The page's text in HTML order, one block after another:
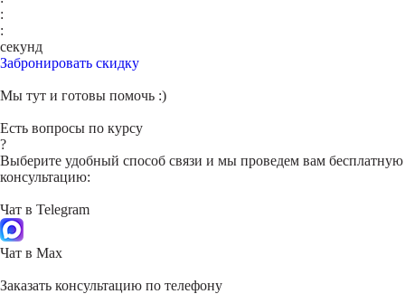
:
:
секунд
Забронировать скидку
Мы тут и готовы помочь :)
Есть вопросы по курсу
?
Выберите удобный способ связи и мы проведем вам бесплатную
консультацию:
Чат в Telegram
Чат в Max
Заказать консультацию по телефону